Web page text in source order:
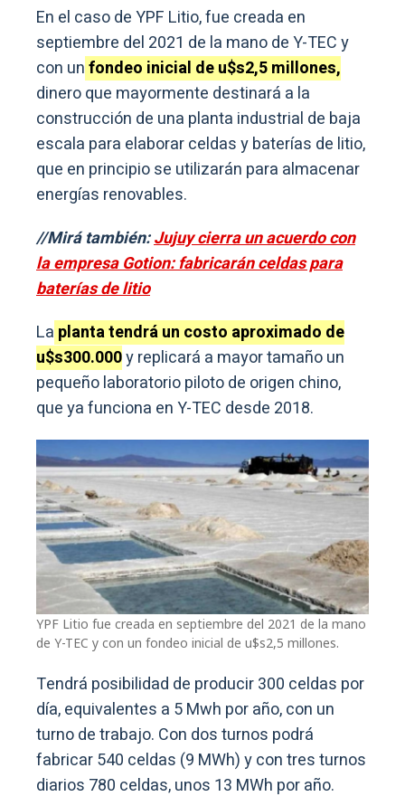
En el caso de YPF Litio, fue creada en
septiembre del 2021 de la mano de Y-TEC y
con unfondeo inicial de u$s2,5 millones,
dinero que mayormente destinará a la
construcción de una planta industrial de baja
escala para elaborar celdas y baterías de litio,
que en principio se utilizarán para almacenar
energías renovables.
//Mirá también:Jujuy cierra un acuerdo con
la empresa Gotion: fabricarán celdas para
baterías de litio
La planta tendrá un costo aproximado de
u$s300.000y replicará a mayor tamaño un
pequeño laboratorio piloto de origen chino,
que ya funciona en Y-TEC desde 2018.
YPF Litio fue creada en septiembre del 2021 de la mano
de Y-TEC y con un fondeo inicial de u$s2,5 millones.
Tendrá posibilidad de producir 300 celdas por
día, equivalentes a 5 Mwh por año, con un
turno de trabajo. Con dos turnos podrá
fabricar 540 celdas (9 MWh) y con tres turnos
diarios 780 celdas, unos 13 MWh por año.